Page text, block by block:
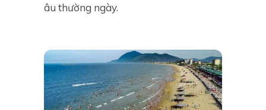
âu thường ngày.